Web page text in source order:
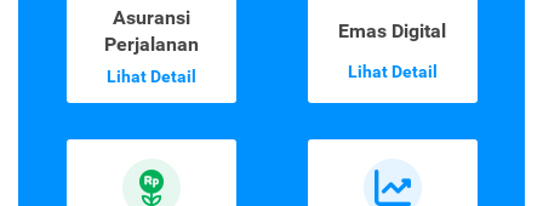
Asuransi
Perjalanan
Lihat Detail
Emas Digital
Lihat Detail